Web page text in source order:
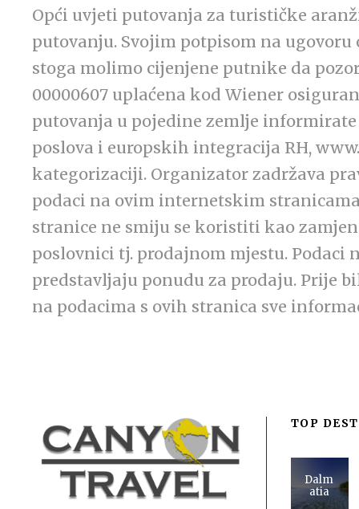
Opći uvjeti putovanja za turističke
putovanju. Svojim potpisom na
stoga molimo cijenjene putnike da
00000607 uplaćena kod Wiener
putovanja u pojedine zemlje
poslova i europskih integracija RH,
kategorizaciji. Organizator zadržava
podaci na ovim internetskim
stranice ne smiju se koristiti kao
poslovnici tj. prodajnom mjestu. Podaci
predstavljaju ponudu za prodaju. Prije
na podacima s ovih stranica sve
TOP
Dalm
atia